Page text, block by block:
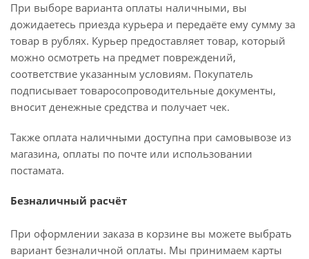
При выборе варианта оплаты наличными, вы
дожидаетесь приезда курьера и передаёте ему сумму за
товар в рублях. Курьер предоставляет товар, который
можно осмотреть на предмет повреждений,
соответствие указанным условиям. Покупатель
подписывает товаросопроводительные документы,
вносит денежные средства и получает чек.
Также оплата наличными доступна при самовывозе из
магазина, оплаты по почте или использовании
постамата.
Безналичный расчёт
При оформлении заказа в корзине вы можете выбрать
вариант безналичной оплаты. Мы принимаем карты